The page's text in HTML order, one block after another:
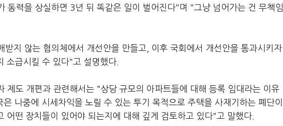
동력을 상실하면 3년 뒤 똑같은 일이 벌어진다"며 "그냥 넘어가는 건 무책임
받지 않는 협의체에서 개선안을 만들고, 이후 국회에서 개선안을 통과시키자
소급시킬 수 있다"고 설명했다.
제도 개편과 관련해서는 "상당 규모의 아파트들에 대해 등록 임대라는 이유
나중에 시세차익을 노릴 수 있는 투기 목적으로 주택을 사재기하는 폐단이
어떤 장치들이 있어야 되는지에 대해 깊게 검토하고 있다"고 말했다.